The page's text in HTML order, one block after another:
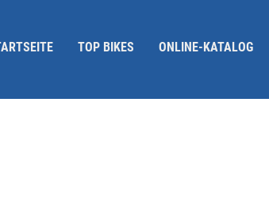
TOP BIKES ONLINE-KATALOG